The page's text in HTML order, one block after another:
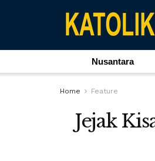
Nusantara
Home Feature
Jejak